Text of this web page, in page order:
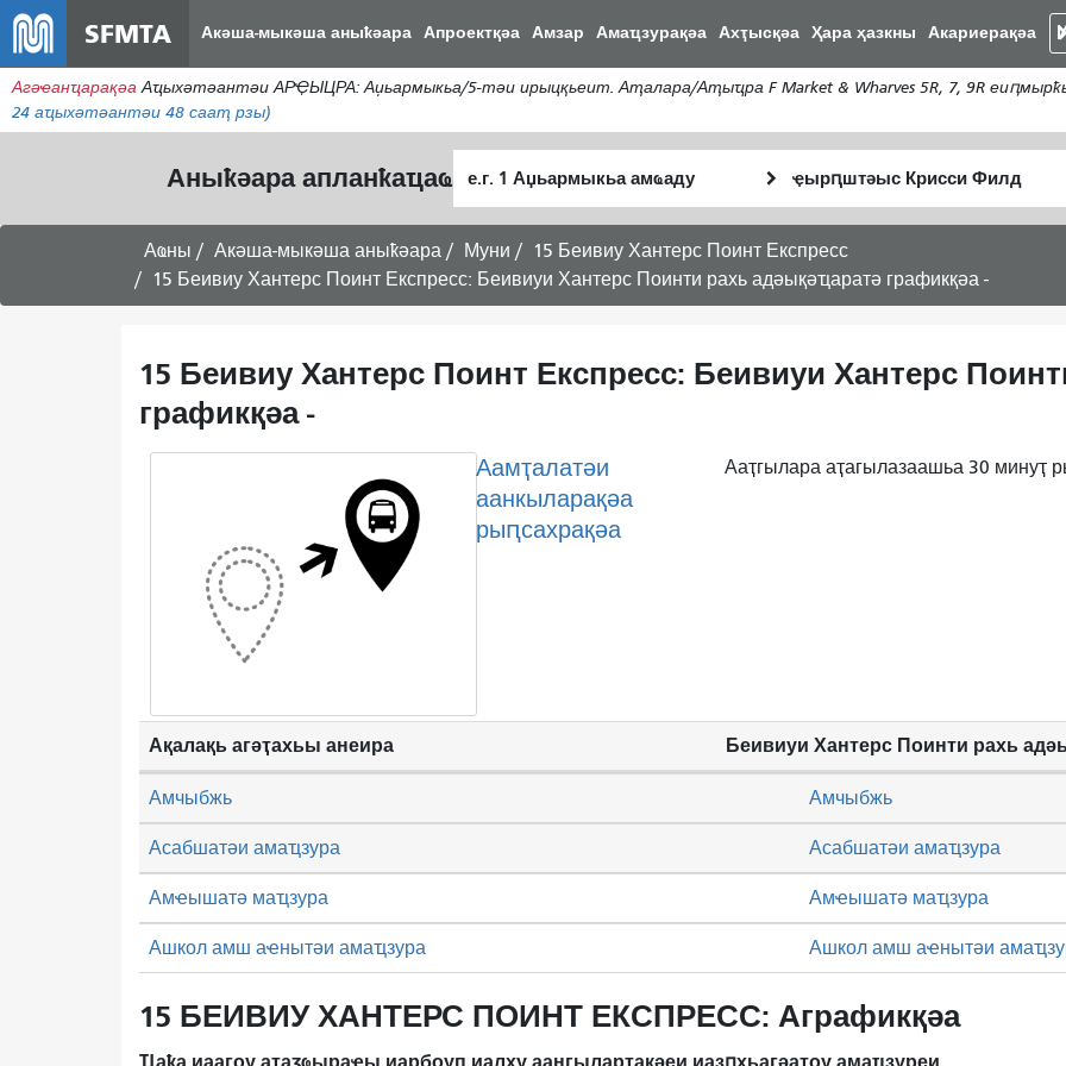
Дан
наи
SFMTA Акәша-мыкәша аныҟәара Апроектқәа Амзар Амаҵзурақәа Ахҭысқәа Ҳара ҳазкны Акариерақәа
Агәҽанҵарақәа Аҵыхәтәантәи АРҾЫЦРА: Аџьармыкьа/5-тәи ирыцқьеит. Аҭалара/Аҭыҵра F Market & Wharves 5R, 7, 9R
24 аҵыхәтәантәи 48 сааҭ рзы)
Аныҟәара апланҟаҵаҩҭыԥ
аҭыԥ
Аныҟәара
шԥасҭаху
Аҩны Акәша-мыкәша аныҟәара Муни
15 Беивиу Хантерс Поинт Експресс
15 Беивиу Хантерс Поинт Експресс: Беивиуи Хантерс Поинти рахь адәықәҵаратә графикқәа -
15 Беивиу Хантерс Поинт Експресс: Беивиуи Хантерс
графикқәа -
Аамҭалатәи
аанкыларақәа
рыԥсахрақәа
Ааҭгылара аҭагылазаашьа 30 минуҭ
Ақалақь агәҭахьы анеира Беивиуи Хантерс Поинти рахь
Асабшатәи амаҵзура Асабшатәи амаҵзура
Амҽышатә маҵзура Амҽышатә маҵзура
Амчыбжь Амчыбжь
Ашкол амш аҽнытәи амаҵзура Ашкол амш аҽнытәи
15 БЕИВИУ ХАНТЕРС ПОИНТ ЕКСПРЕСС: Аграфикқәа
Ҵаҟа иаагоу аҭаӡҩыраҿы иарбоуп иалху аангыларҭақәеи иазԥхьагәаҭоу амаҵзуреи.